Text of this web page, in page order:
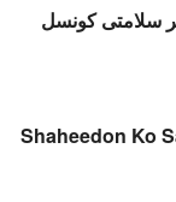
سلامتی کونسل
Shaheedon Ko